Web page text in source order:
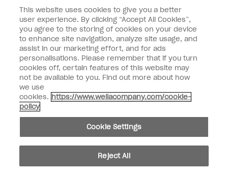
Kundeninformationen
Vernetzen
facebookinstagram
Teilen oder verkaufen Sie keine persönlichen Informationen.
Kalifornisches Gesetz zur Transparenz in der Lieferkette
© Copyright 2024, Wella Operations US LLC, Alle Rechte vorbehalten.
This website uses cookies to give you a better
user experience. By clicking “Accept All Cookies”,
you agree to the storing of cookies on your device
to enhance site navigation, analyze site usage, and
assist in our marketing effort, and for ads
personalisations. Please remember that if you turn
cookies off, certain features of this website may
not be available to you. Find out more about how
we use
cookies. https://www.wellacompany.com/cookie-
policy
Cookie Settings
Reject All